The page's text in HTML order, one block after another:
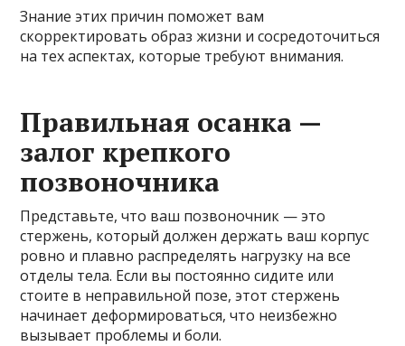
Знание этих причин поможет вам
скорректировать образ жизни и сосредоточиться
на тех аспектах, которые требуют внимания.
Правильная осанка —
залог крепкого
позвоночника
Представьте, что ваш позвоночник — это
стержень, который должен держать ваш корпус
ровно и плавно распределять нагрузку на все
отделы тела. Если вы постоянно сидите или
стоите в неправильной позе, этот стержень
начинает деформироваться, что неизбежно
вызывает проблемы и боли.